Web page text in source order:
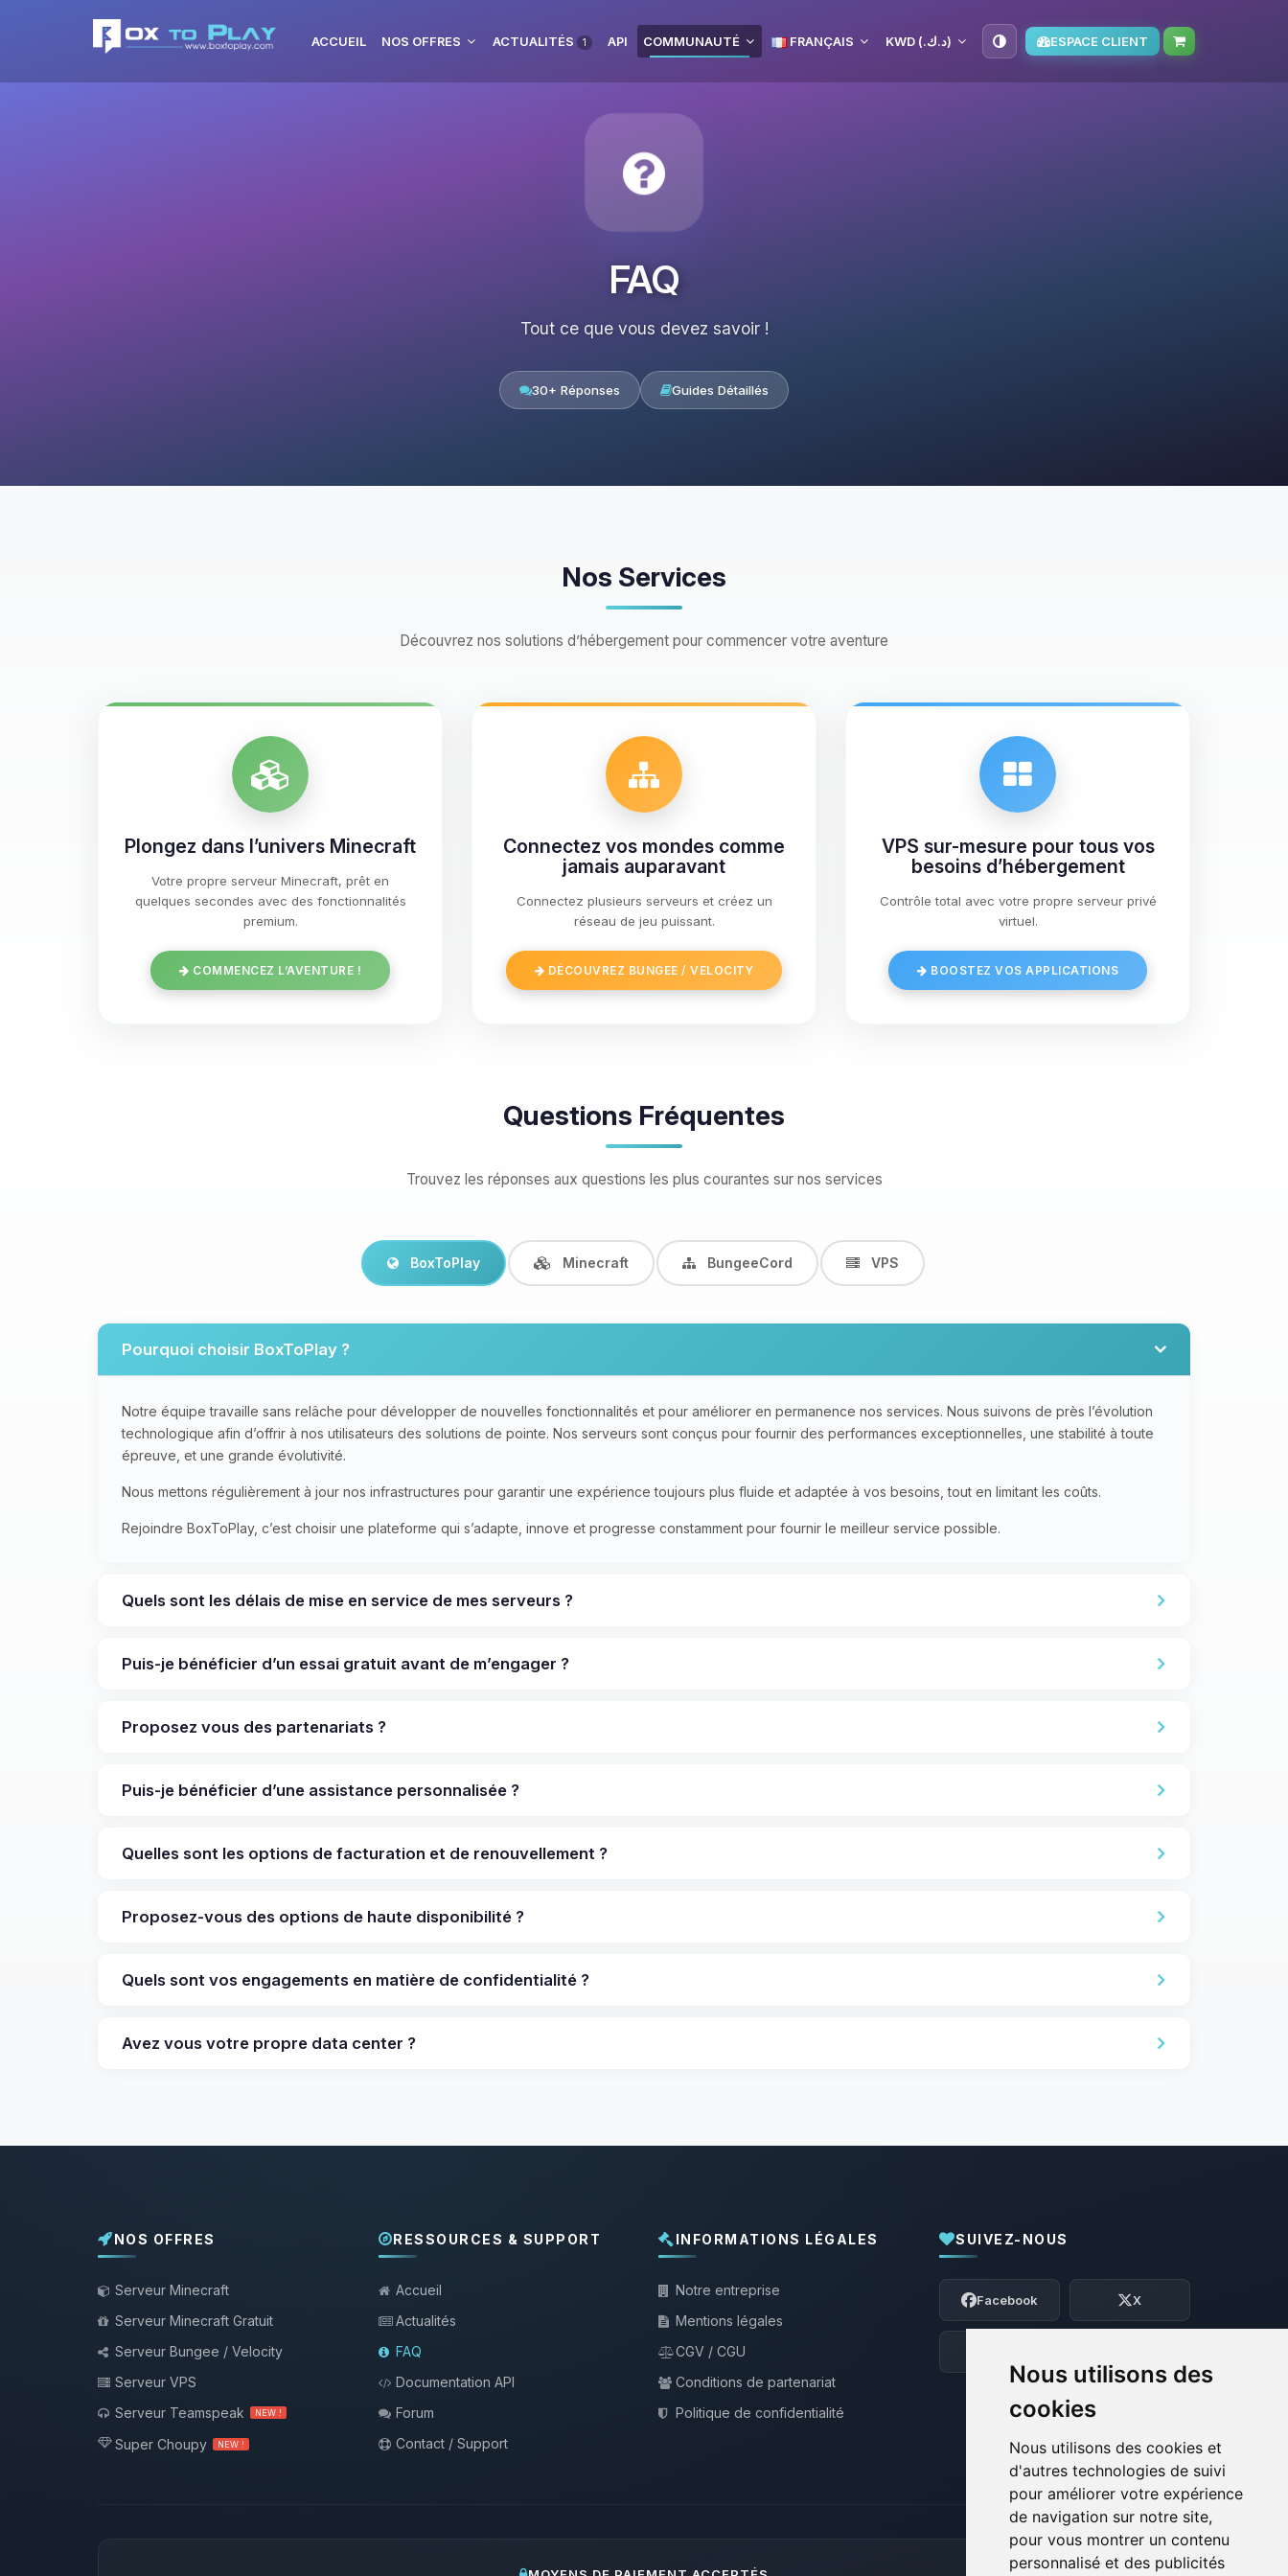
Nous utilisons des
cookies
Nous utilisons des cookies et
d'autres technologies de suivi
pour améliorer votre expérience
de navigation sur notre site,
pour vous montrer un contenu
personnalisé et des publicités
ACCUEIL NOS OFFRES ACTUALITÉS 1 API COMMUNAUTÉ FRANÇAIS KWD (د.ك.‏) ESPACE CLIENT
FAQ
Tout ce que vous devez savoir !
30+ Réponses Guides Détaillés
Nos Services
Découvrez nos solutions d’hébergement pour commencer votre aventure
Plongez dans l’univers Minecraft
Votre propre serveur Minecraft, prêt en
quelques secondes avec des fonctionnalités
premium.
COMMENCEZ L’AVENTURE !
Connectez vos mondes comme
jamais auparavant
Connectez plusieurs serveurs et créez un
réseau de jeu puissant.
DÉCOUVREZ BUNGEE / VELOCITY
VPS sur-mesure pour tous vos
besoins d’hébergement
Contrôle total avec votre propre serveur privé
virtuel.
BOOSTEZ VOS APPLICATIONS
Questions Fréquentes
Trouvez les réponses aux questions les plus courantes sur nos services
BoxToPlay Minecraft BungeeCord VPS
Pourquoi choisir BoxToPlay ?
Notre équipe travaille sans relâche pour développer de nouvelles fonctionnalités et pour améliorer en permanence nos services. Nous suivons de près l’évolution
technologique afin d’offrir à nos utilisateurs des solutions de pointe. Nos serveurs sont conçus pour fournir des performances exceptionnelles, une stabilité à toute
épreuve, et une grande évolutivité.
Nous mettons régulièrement à jour nos infrastructures pour garantir une expérience toujours plus fluide et adaptée à vos besoins, tout en limitant les coûts.
Rejoindre BoxToPlay, c’est choisir une plateforme qui s’adapte, innove et progresse constamment pour fournir le meilleur service possible.
Quels sont les délais de mise en service de mes serveurs ?
Puis-je bénéficier d’un essai gratuit avant de m’engager ?
Proposez vous des partenariats ?
Puis-je bénéficier d’une assistance personnalisée ?
Quelles sont les options de facturation et de renouvellement ?
Proposez-vous des options de haute disponibilité ?
Quels sont vos engagements en matière de confidentialité ?
Avez vous votre propre data center ?
NOS OFFRES
Serveur Minecraft
Serveur Minecraft Gratuit
Serveur Bungee / Velocity
Serveur VPS
Serveur Teamspeak
NEW !
Super Choupy NEW !
RESSOURCES & SUPPORT
Accueil
Actualités
FAQ
Documentation API
Forum
Contact / Support
INFORMATIONS LÉGALES
Notre entreprise
Mentions légales
CGV / CGU
Conditions de partenariat
Politique de confidentialité
SUIVEZ-NOUS
Facebook X
Youpi, enfin quelqu’un pour me parler !
Moi c’est Choupy, ton petit assistant
BoxToPlay. Dis-moi ce dont tu as besoin
et je vais remuer mes petits circuits
08/08/2026 à 07:16